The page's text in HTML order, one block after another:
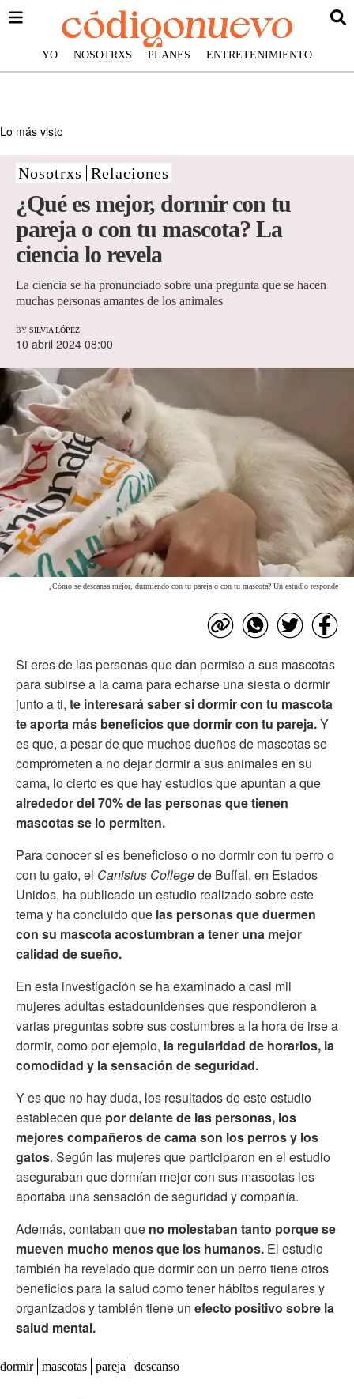
YO NOSOTRXS PLANES ENTRETENIMIENTO
Lo más visto
Nosotrxs Relaciones
¿Qué es mejor, dormir con tu
pareja o con tu mascota? La
ciencia lo revela
La ciencia se ha pronunciado sobre una pregunta que se hacen
muchas personas amantes de los animales
BY SILVIA LÓPEZ
10 abril 2024 08:00
¿Cómo se descansa mejor, durmiendo con tu pareja o con tu mascota? Un estudio responde
Si eres de las personas que dan permiso a sus mascotas
para subirse a la cama para echarse una siesta o dormir
junto a ti, te interesará saber si dormir con tu mascota
te aporta más beneficios que dormir con tu pareja.Y
es que, a pesar de que muchos dueños de mascotas se
comprometen a no dejar dormir a sus animales en su
cama, lo cierto es que hay estudios que apuntan a que
alrededor del 70% de las personas que tienen
mascotas se lo permiten.
Para conocer si es beneficioso o no dormir con tu perro o
con tu gato, el Canisius Collegede Buffal, en Estados
Unidos, ha publicado un estudio realizado sobre este
tema y ha concluido que las personas que duermen
con su mascota acostumbran a tener una mejor
calidad de sueño.
En esta investigación se ha examinado a casi mil
mujeres adultas estadounidenses que respondieron a
varias preguntas sobre sus costumbres a la hora de irse a
dormir, como por ejemplo, la regularidad de horarios, la
comodidad y la sensación de seguridad.
Y es que no hay duda, los resultados de este estudio
establecen que por delante de las personas, los
mejores compañeros de cama son los perros y los
gatos. Según las mujeres que participaron en el estudio
aseguraban que dormían mejor con sus mascotas les
aportaba una sensación de seguridad y compañía.
Además, contaban que no molestaban tanto porque se
mueven mucho menos que los humanos. El estudio
también ha revelado que dormir con un perro tiene otros
beneficios para la salud como tener hábitos regulares y
organizados y también tiene un efecto positivo sobre la
salud mental.
dormir mascotas pareja descanso